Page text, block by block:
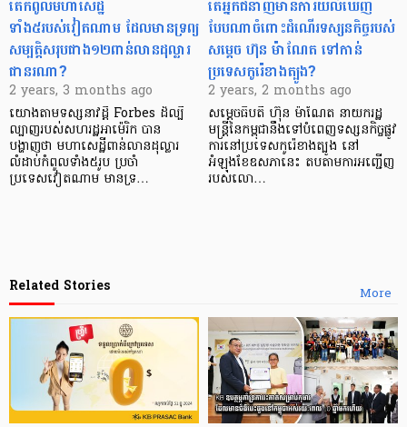
តើកំពូលមហាសេដ្ឋី
ទាំង៥របស់វៀតណាម ដែលមានទ្រព្យ
សម្បត្តិសរុបជាង១២ពាន់លានដុល្លារ
ជានរណា?
2 years, 3 months ago
យោងតាមទស្សនាវដ្តី Forbes ដ៏ល្បី
ល្បាញរបស់សហរដ្ឋអាម៉េរិក បាន
បង្ហាញថា មហាសេដ្ឋីពាន់លានដុល្លារ
លំដាប់កំពូលទាំង៥រូប ប្រចាំ
ប្រទេសវៀតណាម មានទ្រ…
តើអ្នកជំនាញមានការយល់ឃើញ
បែបណាចំពោះដំណើរទស្សនកិច្ចរបស់
សម្តេច ហ៊ុន ម៉ាណែត ទៅកាន់
ប្រទេសកូរ៉េខាងត្បូង?
2 years, 2 months ago
សម្តេចធិបតី ហ៊ុន ម៉ាណែត នាយករដ្ឋ
មន្ត្រីនៃកម្ពុជានឹងទៅបំពេញទស្សនកិច្ចផ្លូវ
ការនៅប្រទេសកូរ៉េខាងត្បូង នៅ
អំឡុងខែឧសភានេះ តបតាមការអញ្ជើញ
របស់លោ…
More
Related Stories